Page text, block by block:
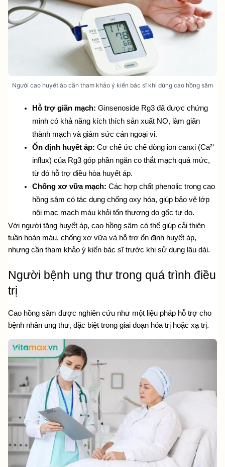
Người cao huyết áp cần tham khảo ý kiến bác sĩ khi dùng cao hồng sâm
Hỗ trợ giãn mạch: Ginsenoside Rg3 đã được chứng
minh có khả năng kích thích sản xuất NO, làm giãn
thành mạch và giảm sức cản ngoại vi.
Ổn định huyết áp: Cơ chế ức chế dòng ion canxi (Ca²⁺
influx) của Rg3 góp phần ngăn co thắt mạch quá mức,
từ đó hỗ trợ điều hòa huyết áp.
Chống xơ vữa mạch: Các hợp chất phenolic trong cao
hồng sâm có tác dụng chống oxy hóa, giúp bảo vệ lớp
nội mạc mạch máu khỏi tổn thương do gốc tự do.
Với người tăng huyết áp, cao hồng sâm có thể giúp cải thiện
tuần hoàn máu, chống xơ vữa và hỗ trợ ổn định huyết áp,
nhưng cần tham khảo ý kiến bác sĩ trước khi sử dụng lâu dài.
Người bệnh ung thư trong quá trình điều
trị
Cao hồng sâm được nghiên cứu như một liệu pháp hỗ trợ cho
bệnh nhân ung thư, đặc biệt trong giai đoạn hóa trị hoặc xạ trị.